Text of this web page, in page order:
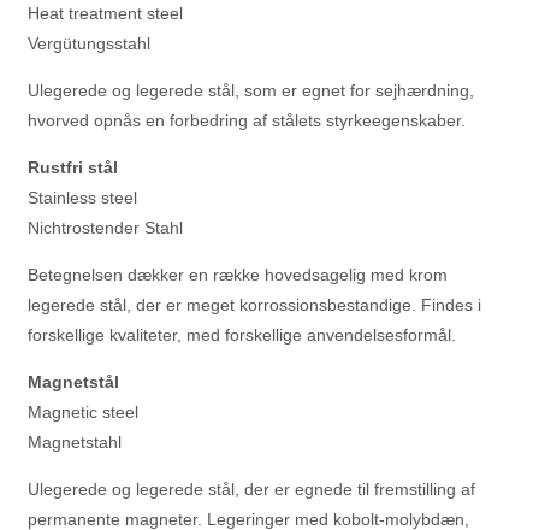
Heat treatment steel
Vergütungsstahl
Ulegerede og legerede stål, som er egnet for sejhærdning,
hvorved opnås en forbedring af stålets styrkeegenskaber.
Rustfri stål
Stainless steel
Nichtrostender Stahl
Betegnelsen dækker en række hovedsagelig med krom
legerede stål, der er meget korrossionsbestandige. Findes i
forskellige kvaliteter, med forskellige anvendelsesformål.
Magnetstål
Magnetic steel
Magnetstahl
Ulegerede og legerede stål, der er egnede til fremstilling af
permanente magneter. Legeringer med kobolt-molybdæn,